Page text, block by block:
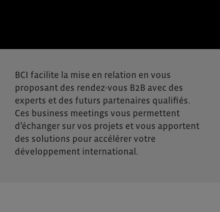
BCI facilite la mise en relation en vous
proposant des rendez-vous B2B avec des
experts et des futurs partenaires qualifiés.
Ces business meetings vous permettent
d’échanger sur vos projets et vous apportent
des solutions pour accélérer votre
développement international.